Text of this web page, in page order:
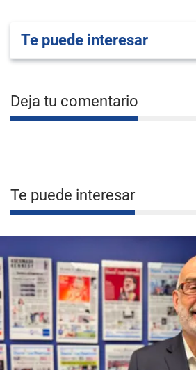
Te puede interesar
Deja tu comentario
Te puede interesar